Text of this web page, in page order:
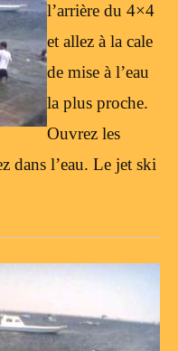
l’arrière du 4×4
et allez à la cale
de mise à l’eau
la plus proche.
Ouvrez les
dans l’eau. Le jet ski